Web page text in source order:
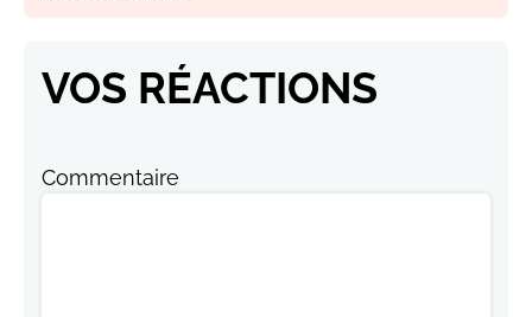
VOS RÉACTIONS
Commentaire